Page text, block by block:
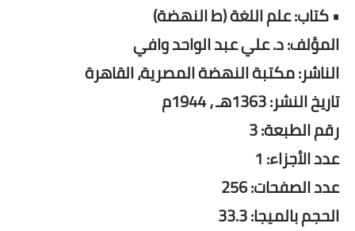
• كتاب: علم اللغة (ط النهضة)
المؤلف: د. علي عبد الواحد وافي
الناشر: مكتبة النهضة المصرية، القاهرة
تاريخ النشر: 1363هـ ، 1944م
رقم الطبعة: 3
عدد الأجزاء: 1
عدد الصفحات: 256
الحجم بالميجا: 33.3